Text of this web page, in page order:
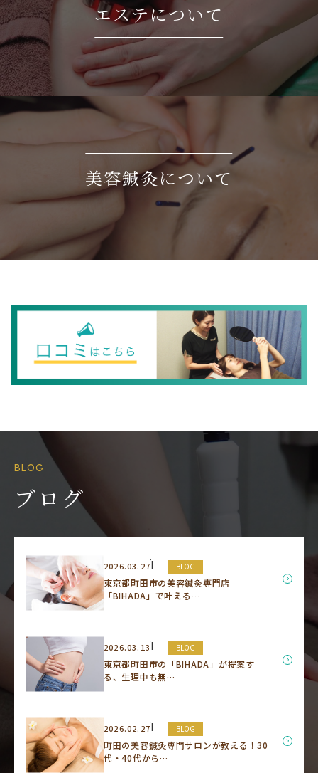
エステについて
美容鍼灸について
BLOG
ブログ
2026.03.27Ï BLOG
東京都町田市の美容鍼灸専門店
「BIHADA」で叶える…
2026.03.13Ï BLOG
東京都町田市の「BIHADA」が提案す
る、生理中も無…
2026.02.27Ï BLOG
町田の美容鍼灸専門サロンが教える！30
代・40代から…